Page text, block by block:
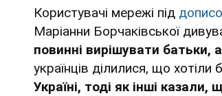
Користувачі мережі під
Маріанни Борчаківської
повинні вирішувати батьки,
українців ділилися, що хотіли
Україні, тоді як інші